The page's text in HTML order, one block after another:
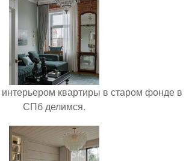
квартиры в старом фонде в
СПб делимся.